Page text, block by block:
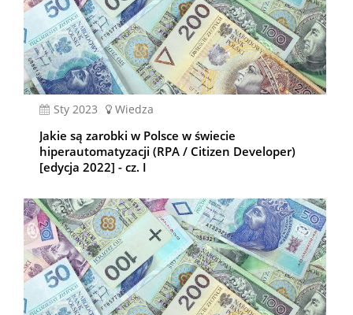
sty 2023 Wiedza
Jakie są zarobki w Polsce w świecie
hiperautomatyzacji (RPA / Citizen Developer)
[edycja 2022] - cz. I